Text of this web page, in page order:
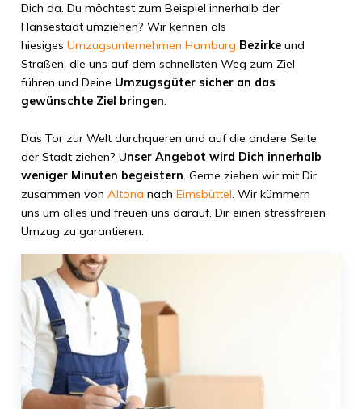
Dich da. Du möchtest zum Beispiel innerhalb der
Hansestadt umziehen? Wir kennen als
hiesiges Umzugsunternehmen Hamburg Bezirke und
Straßen, die uns auf dem schnellsten Weg zum Ziel
führen und Deine Umzugsgüter sicher an das
gewünschte Ziel bringen.
Das Tor zur Welt durchqueren und auf die andere Seite
der Stadt ziehen? Unser Angebot wird Dich innerhalb
weniger Minuten begeistern. Gerne ziehen wir mit Dir
zusammen von Altona nach Eimsbüttel. Wir kümmern
uns um alles und freuen uns darauf, Dir einen stressfreien
Umzug zu garantieren.